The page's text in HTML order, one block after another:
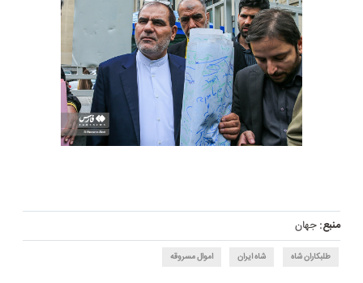
منبع:جهان
طلبکاران شاه شاه ایران اموال مسروقه